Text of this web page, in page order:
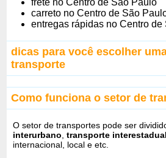
carreto no Centro de São
entregas rápidas no Centro de
dicas para você escolher
transporte
Como funciona o setor de
O setor de transportes pode ser
interurbano ,transporte interestadual
internacional, local e etc.